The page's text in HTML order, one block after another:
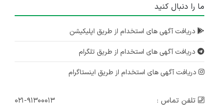
ما را دنبال کنید
دریافت آگهی های استخدام از طریق اپلیکیشن
دریافت آگهی های استخدام از طریق تلگرام
دریافت آگهی های استخدام از طریق اینستاگرام
تلفن تماس : ۰۲۱-۹۱۳۰۰۰۱۳